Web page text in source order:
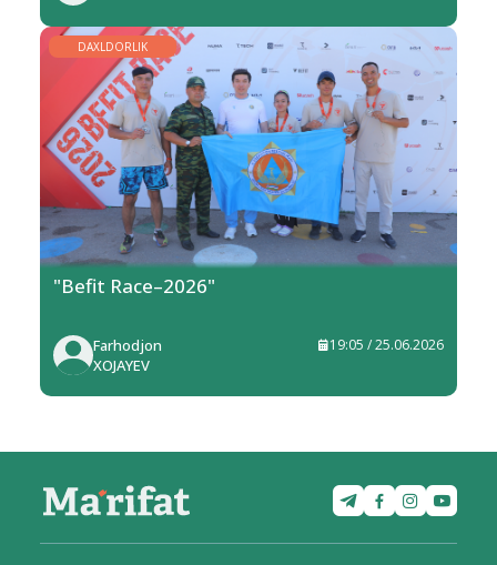
DAXLDORLIK
"Befit Race–2026"
Farhodjon
XOJAYEV
19:05 / 25.06.2026